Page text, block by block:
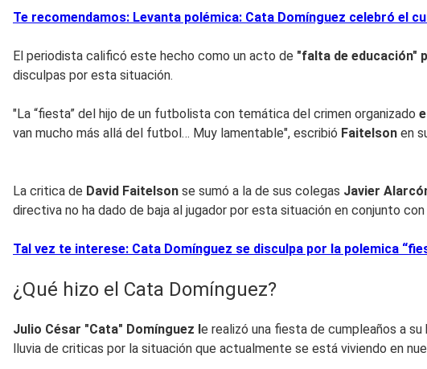
Te recomendamos: Levanta polémica: Cata Domínguez celebró el
El periodista calificó este hecho como un acto de "falta de educación" p
disculpas por esta situación.
"La “fiesta” del hijo de un futbolista con temática del crimen organizado
van mucho más allá del futbol… Muy lamentable", escribió Faitelson en
La critica de David Faitelson se sumó a la de sus colegas Javier
directiva no ha dado de baja al jugador por esta situación en conjunto
Tal vez te interese: Cata Domínguez se disculpa por la polemica
¿Qué hizo el Cata Domínguez?
Julio César "Cata" Domínguez le realizó una fiesta de cumpleaños a su
lluvia de criticas por la situación que actualmente se está viviendo en